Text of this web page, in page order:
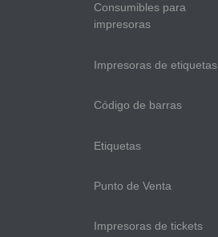
Consumibles para
impresoras
Impresoras de etiquetas
Código de barras
Etiquetas
Punto de Venta
Impresoras de tickets